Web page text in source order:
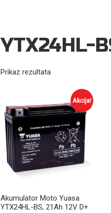
YTX24HL-
Prikaz rezultata
Akcija!
Akumulator Moto Yuasa
YTX24HL-BS, 21Ah 12V D+